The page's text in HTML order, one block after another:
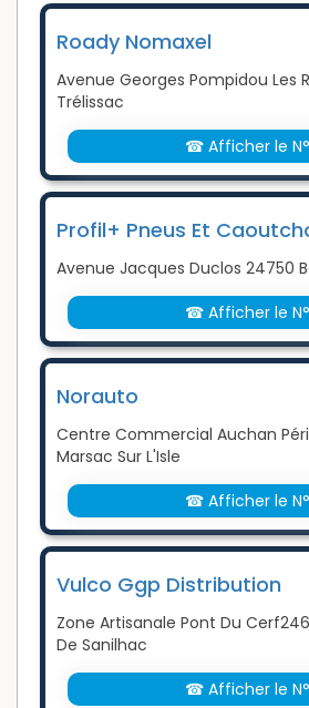
Roady Nomaxel
Avenue Georges Pompidou Les
Trélissac
☎ Afficher le
Profil+ Pneus Et
Avenue Jacques Duclos 24750
☎ Afficher le
Norauto
Centre Commercial Auchan
Marsac Sur L'Isle
☎ Afficher le
Vulco Ggp Distribution
Zone Artisanale Pont Du
De Sanilhac
☎ Afficher le